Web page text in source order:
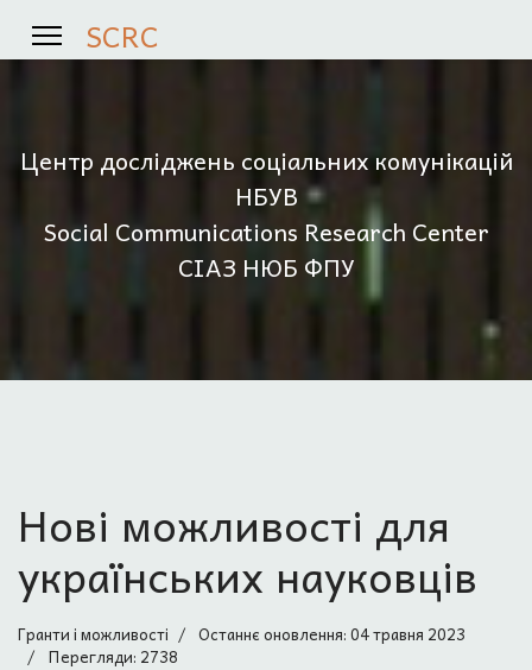
SCRC
Центр досліджень соціальних комунікацій
НБУВ
Social Communications Research Center
СІАЗ НЮБ ФПУ
Нові можливості для
українських науковців
Гранти і можливості
Останнє оновлення: 04 травня 2023
Перегляди: 2738